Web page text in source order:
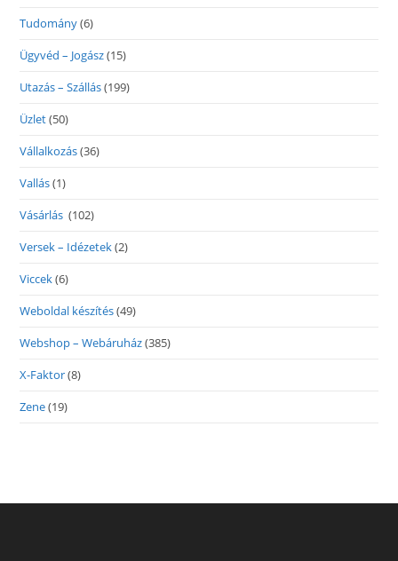
Tudomány(6)
Ügyvéd – Jogász(15)
Utazás – Szállás(199)
Üzlet(50)
Vállalkozás(36)
Vallás(1)
Vásárlás (102)
Versek – Idézetek(2)
Viccek(6)
Weboldal készítés(49)
Webshop – Webáruház(385)
X-Faktor(8)
Zene(19)